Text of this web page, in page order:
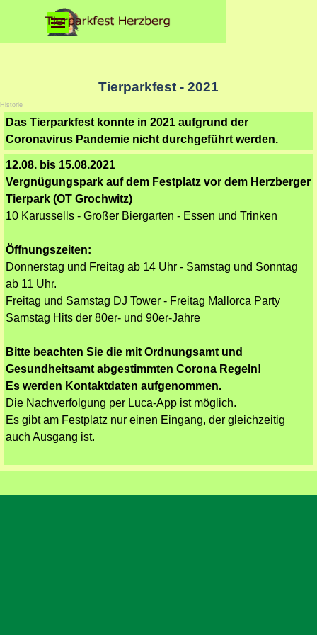
Direkt zum Seiteninhalt
Menü überspringen
Tierparkfest - 2021
Historie
Das Tierparkfest konnte in 2021 aufgrund der
Coronavirus Pandemie nicht durchgeführt werden.
12.08. bis 15.08.2021
Vergnügungspark auf dem Festplatz vor dem Herzberger
Tierpark (OT Grochwitz)
10 Karussells - Großer Biergarten - Essen und Trinken
Öffnungszeiten:
Donnerstag und Freitag ab 14 Uhr - Samstag und Sonntag
ab 11 Uhr.
Freitag und Samstag DJ Tower - Freitag Mallorca Party
Samstag Hits der 80er- und 90er-Jahre
Bitte beachten Sie die mit Ordnungsamt und
Gesundheitsamt abgestimmten Corona Regeln!
Es werden Kontaktdaten aufgenommen.
Die Nachverfolgung per Luca-App ist möglich.
Es gibt am Festplatz nur einen Eingang, der gleichzeitig
auch Ausgang ist.